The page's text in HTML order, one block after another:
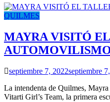
QUILMES
MAYRA VISITÓ
septiembre 7, 2022septiembre
La intendenta de Quilmes,
Vitarti Girl’s Team, la primera